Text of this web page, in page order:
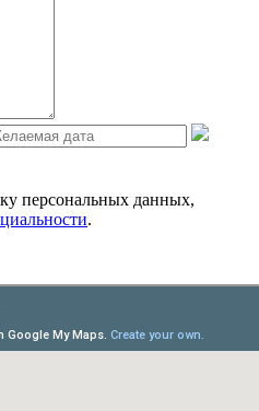
персональных данных,
.